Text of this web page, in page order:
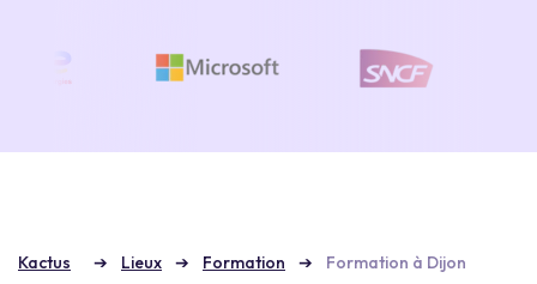
Kactus Lieux Formation Formation à Dijon